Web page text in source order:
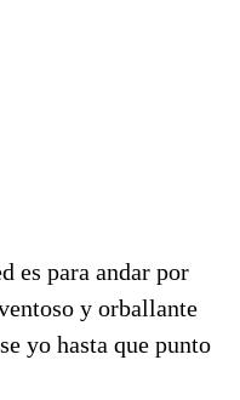
es para andar por
y orballante
yo hasta que punto